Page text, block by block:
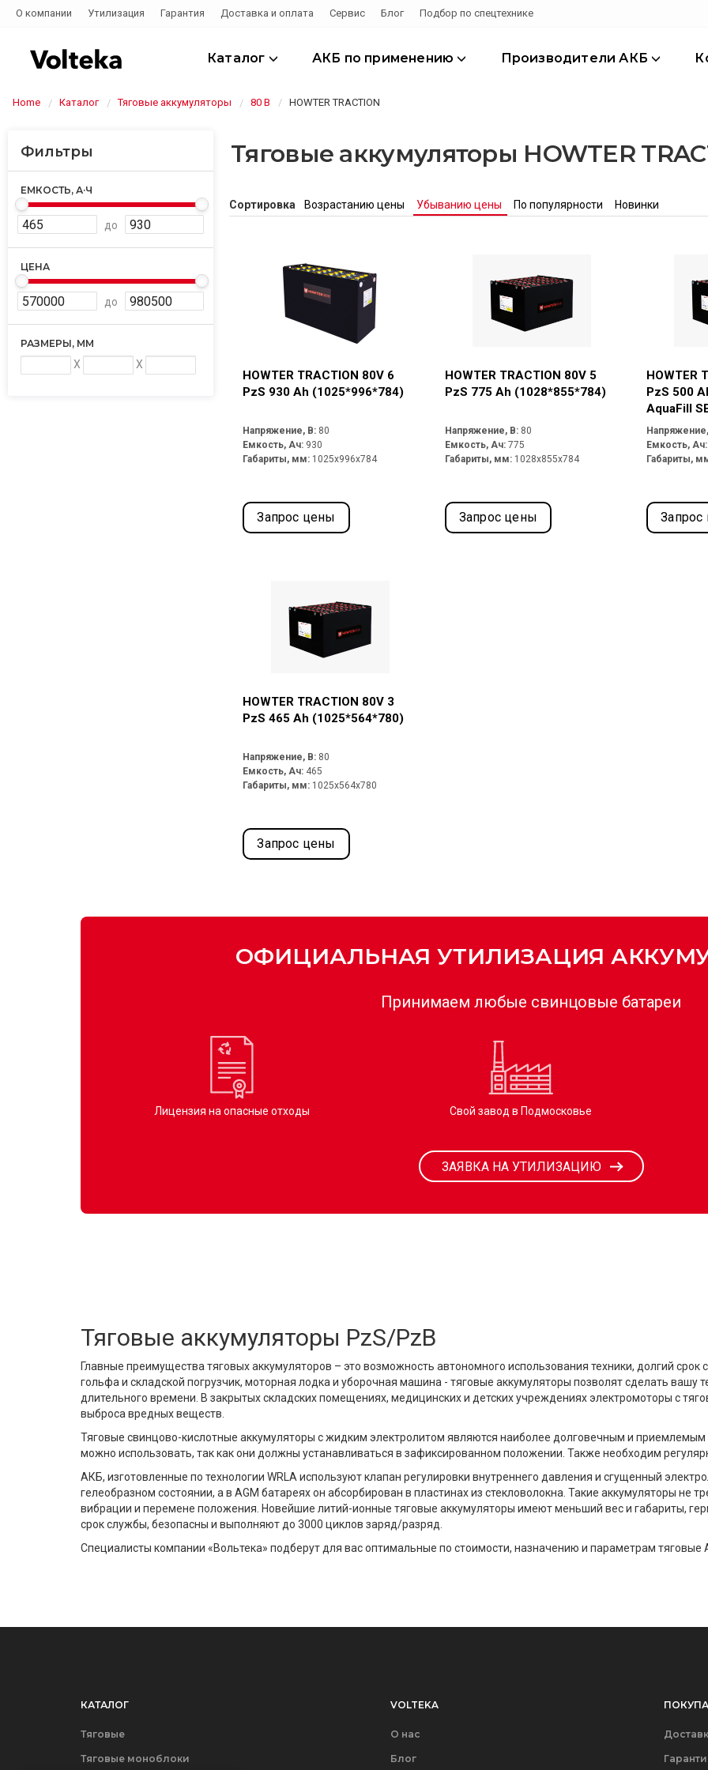
О компании Утилизация Гарантия Доставка и оплата Сервис Блог Подбор по спецтехнике
Каталог АКБ по применению Производители АКБ
Home Каталог Тяговые аккумуляторы 80 В HOWTER TRACTION
Тяговые аккумуляторы HOWTER
Сортировка Возрастанию цены Убыванию цены По популярности Новинки
HOWTER TRACTION 80V 6
PzS 930 Ah (1025*996*784)
Напряжение, В: 80
Емкость, Ач: 930
Габариты, мм: 1025x996x784
Запрос цены
HOWTER TRACTION 80V 5
PzS 775 Ah (1028*855*784)
Напряжение, В: 80
Емкость, Ач: 775
Габариты, мм: 1028x855x784
Запрос цены
HOWTER
PzS 500
AquaFill
50
Емкость,
Габариты,
Запрос
HOWTER TRACTION 80V 3
PzS 465 Ah (1025*564*780)
Напряжение, В: 80
Емкость, Ач: 465
Габариты, мм: 1025x564x780
Запрос цены
Фильтры
ЕМКОСТЬ, А·Ч
до
ЦЕНА
до
РАЗМЕРЫ, ММ
X X
ОФИЦИАЛЬНАЯ УТИЛИЗАЦИЯ
Принимаем любые свинцовые батареи
Лицензия на опасные отходы Свой завод в Подмосковье
ЗАЯВКА НА УТИЛИЗАЦИЮ
Тяговые аккумуляторы PzS/PzB
Главные преимущества тяговых аккумуляторов – это возможность автономного использования техники, долгий
гольфа и складской погрузчик, моторная лодка и уборочная машина - тяговые аккумуляторы позволят сделать вашу
длительного времени. В закрытых складских помещениях, медицинских и детских учреждениях электромоторы с
выброса вредных веществ.
Тяговые свинцово-кислотные аккумуляторы с жидким электролитом являются наиболее долговечным и приемлемым
можно использовать, так как они должны устанавливаться в зафиксированном положении. Также необходим
АКБ, изготовленные по технологии WRLA используют клапан регулировки внутреннего давления и сгущенный
гелеобразном состоянии, а в AGM батареях он абсорбирован в пластинах из стекловолокна. Такие аккумуляторы не
вибрации и перемене положения. Новейшие литий-ионные тяговые аккумуляторы имеют меньший вес и габариты,
срок службы, безопасны и выполняют до 3000 циклов заряд/разряд.
Специалисты компании «Вольтека» подберут для вас оптимальные по стоимости, назначению и параметрам тяговые
КАТАЛОГ
Тяговые
Тяговые моноблоки
VOLTEKA
О нас
Блог